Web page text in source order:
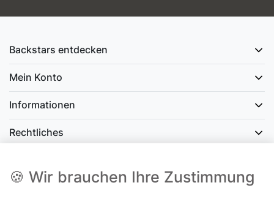
Backstars entdecken
Mein Konto
Informationen
Rechtliches
🍪 Wir brauchen Ihre Zustimmung